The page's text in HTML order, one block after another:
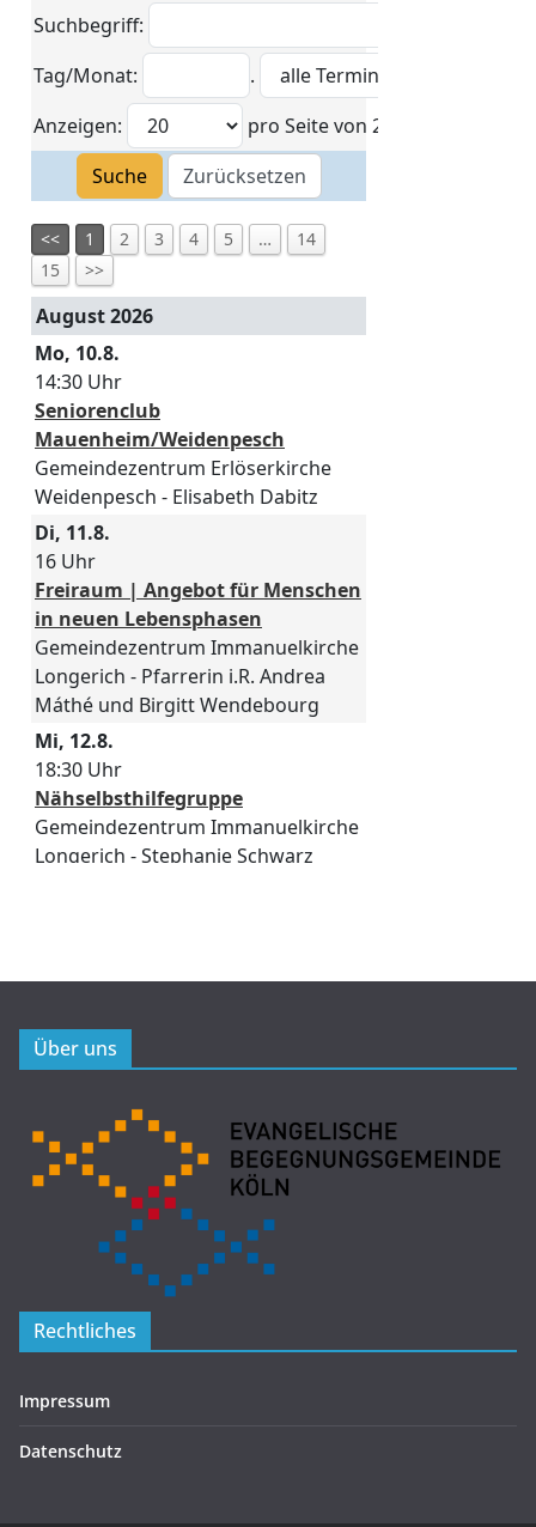
Über uns
Rechtliches
Impressum
Datenschutz